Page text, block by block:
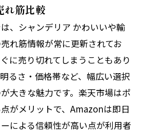
れ筋比較
、シャンデリア かわいいや輸
れ筋情報が常に更新されてお
に売り切れてしまうこともあり
るさ・価格帯など、幅広い選択
大きな魅力です。楽天市場はポ
がメリットで、Amazonは即日
による信頼性が高い点が利用者